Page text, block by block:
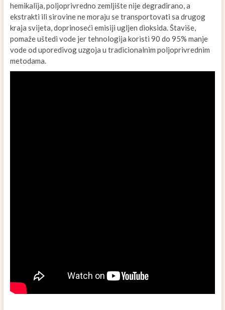
hemikalija, poljoprivredno zemljište nije degradirano, a
ekstrakti ili sirovine ne moraju se transportovati sa drugog
kraja svijeta, doprinoseći emisiji ugljen dioksida. Štaviše,
pomaže uštedi vode jer tehnologija koristi 90 do 95% manje
vode od uporedivog uzgoja u tradicionalnim poljoprivrednim
metodama.